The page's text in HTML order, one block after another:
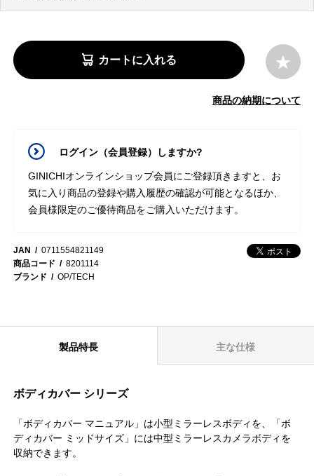
カートに入れる
商品の納期について
ログイン（会員登録）しますか?
GINICHIオンラインショップ会員にご登録頂きますと、お
気に入り商品の登録や購入履歴の確認が可能となるほか、
会員様限定のご優待商品をご購入いただけます。
JAN
0711554821149
商品コード
8201114
ブランド
OP/TECH
製品特長 主な仕様
ボディカバー シリーズ
「ボディカバー マニュアル」は小型ミラーレスボディを、「ボ
ディカバー ミッドサイズ」には中型ミラーレスカメラボディを
収納できます。